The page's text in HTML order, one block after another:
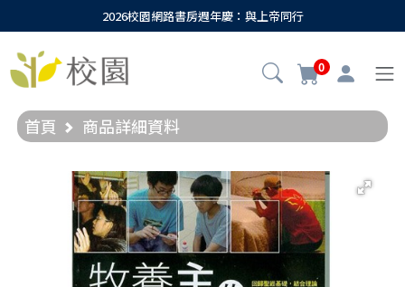
2026校園網路書房週年慶：與上帝同行
0
首頁 商品詳細資料